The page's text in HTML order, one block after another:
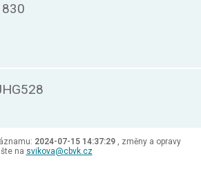
2024-07-15 14:37:29 , změny a opravy
na svikova@cbvk.cz